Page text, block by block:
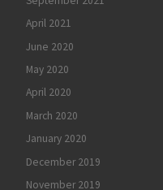
April 2021
June 2020
May 2020
April 2020
March 2020
January 2020
December 2019
November 2019